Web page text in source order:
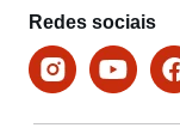
Redes sociais